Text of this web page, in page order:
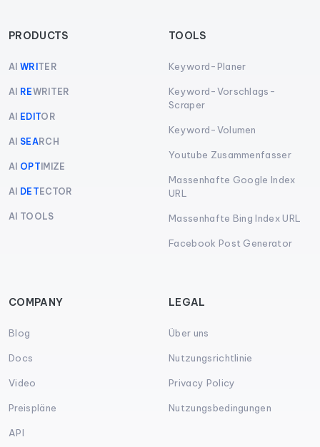
PRODUCTS
AI WRI TER
AI REWRITER
AI EDITOR
AI SEARCH
AI OPT IMIZE
AI DET ECTOR
AI TOOLS
TOOLS
Keyword-Planer
Keyword-Vorschlags-
Scraper
Keyword-Volumen
Youtube Zusammenfasser
Massenhafte Google Index
URL
Massenhafte Bing Index URL
Facebook Post Generator
COMPANY
Blog
Docs
Video
Preispläne
API
LEGAL
Über uns
Nutzungsrichtlinie
Privacy Policy
Nutzungsbedingungen